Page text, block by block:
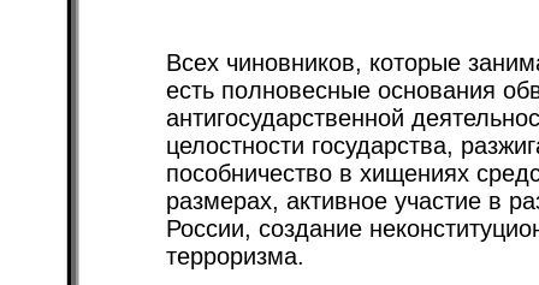
Всех чиновников, которые
есть полновесные основания
антигосударственной
целостности государства,
пособничество в хищениях
размерах, активное участие в
России, создание
терроризма.